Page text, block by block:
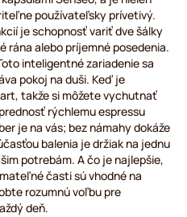
používateľsky prívetivý.
je schopnosť variť dve šálky
rána alebo príjemné posedenia.
inteligentné zariadenie sa
pokoj na duši. Keď je
takže si môžete vychutnať
rýchlemu espressu
je na vás; bez námahy dokáže
balenia je držiak na jednu
potrebám. A čo je najlepšie,
časti sú vhodné na
rozumnú voľbu pre
deň.